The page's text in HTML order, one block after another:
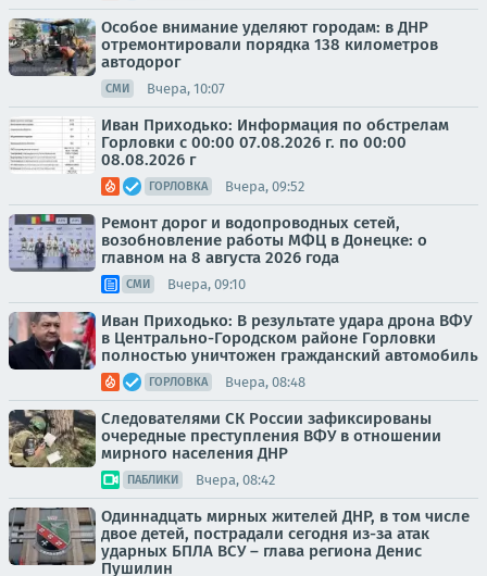
Особое внимание уделяют городам: в ДНР
отремонтировали порядка 138 километров
автодорог
СМИ Вчера, 10:07
Иван Приходько: Информация по обстрелам
Горловки с 00:00 07.08.2026 г. по 00:00
08.08.2026 г
ГОРЛОВКА Вчера, 09:52
Ремонт дорог и водопроводных сетей,
возобновление работы МФЦ в Донецке: о
главном на 8 августа 2026 года
СМИ Вчера, 09:10
Иван Приходько: В результате удара дрона ВФУ
в Центрально-Городском районе Горловки
полностью уничтожен гражданский автомобиль
ГОРЛОВКА Вчера, 08:48
Следователями СК России зафиксированы
очередные преступления ВФУ в отношении
мирного населения ДНР
ПАБЛИКИ Вчера, 08:42
Одиннадцать мирных жителей ДНР, в том числе
двое детей, пострадали сегодня из-за атак
ударных БПЛА ВСУ – глава региона Денис
Пушилин